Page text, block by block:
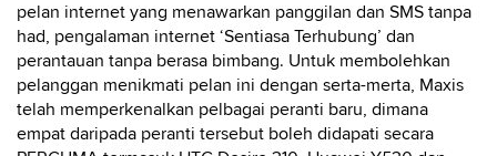
pelan internet yang menawarkan panggilan dan SMS tanpa
had, pengalaman internet ‘Sentiasa Terhubung’ dan
perantauan tanpa berasa bimbang. Untuk membolehkan
pelanggan menikmati pelan ini dengan serta-merta, Maxis
telah memperkenalkan pelbagai peranti baru, dimana
empat daripada peranti tersebut boleh didapati secara